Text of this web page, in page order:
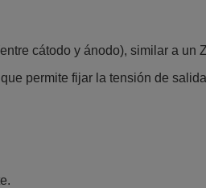
cátodo y ánodo), similar a un
permite fijar la tensión de